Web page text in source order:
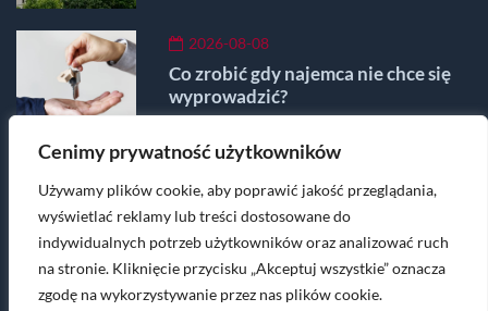
Cenimy prywatność użytkowników
Używamy plików cookie, aby poprawić jakość przeglądania,
wyświetlać reklamy lub treści dostosowane do
indywidualnych potrzeb użytkowników oraz analizować ruch
na stronie. Kliknięcie przycisku „Akceptuj wszystkie” oznacza
zgodę na wykorzystywanie przez nas plików cookie.
2026-08-08
Co zrobić gdy najemca nie chce się
wyprowadzić?
2026-08-08
Składniki czynszu – co wchodzi w
skład opłat administracyjnych?
Masz pytania lub wątpliwości? Napisz na